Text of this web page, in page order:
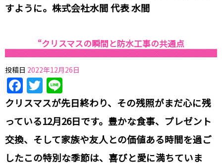
すように。株式会社水間 代表 水間
“クリスマスの瞬間と防水工事の共通点
投稿日 2022年12月26日
Facebook
Twitter
クリスマスが先日終わり、その残照がまだ心に残
っている12月26日です。豊かな食事、プレゼント
交換、そして家族や友人との価値ある時間を過ご
したこの特別な季節は、喜びと愛に満ちていま